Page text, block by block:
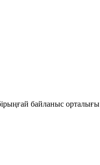
байланыс орталығы